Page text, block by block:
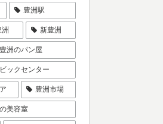
豊洲駅
新豊洲
豊洲のパン屋
ックセンター
豊洲市場
美容室